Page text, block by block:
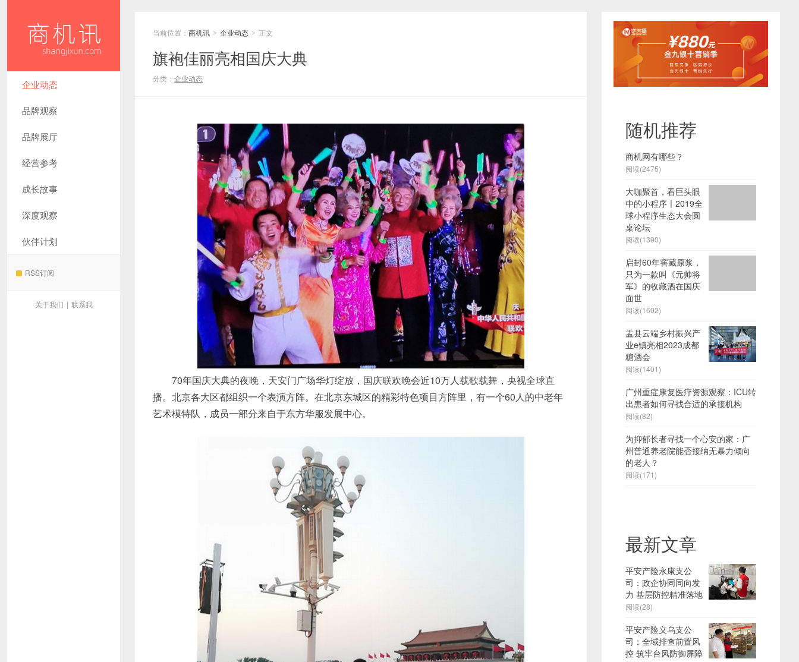
企业动态
品牌观察
品牌展厅
经营参考
成长故事
深度观察
伙伴计划
RSS订阅
关于我们 | 联系我
当前位置： 商机讯 > 企业动态 > 正文
旗袍佳丽亮相国庆大典
分类： 企业动态
70年国庆大典的夜晚，天安门广场华灯绽放，国庆联欢晚会近10万人载歌载舞，央视全球直
播。北京各大区都组织一个表演方阵。在北京东城区的精彩特色项目方阵里，有一个60人的中老年
艺术模特队，成员一部分来自于东方华服发展中心。
随机推荐
商机网有哪些？
阅读(2475)
大咖聚首，看巨头眼
中的小程序〡2019全
球小程序生态大会圆
桌论坛
阅读(1390)
启封60年窖藏原浆，
只为一款叫《元帅将
军》的收藏酒在国庆
面世
阅读(1602)
盂县云端乡村振兴产
业e镇亮相2023成都
糖酒会
阅读(1401)
广州重症康复医疗资源观察：ICU转
出患者如何寻找合适的承接机构
阅读(82)
为抑郁长者寻找一个心安的家：广
州普通养老院能否接纳无暴力倾向
的老人？
阅读(171)
最新文章
平安产险永康支公
司：政企协同同向发
力 基层防控精准落地
阅读(28)
平安产险义乌支公
司：全域排查前置风
控 筑牢台风防御屏障